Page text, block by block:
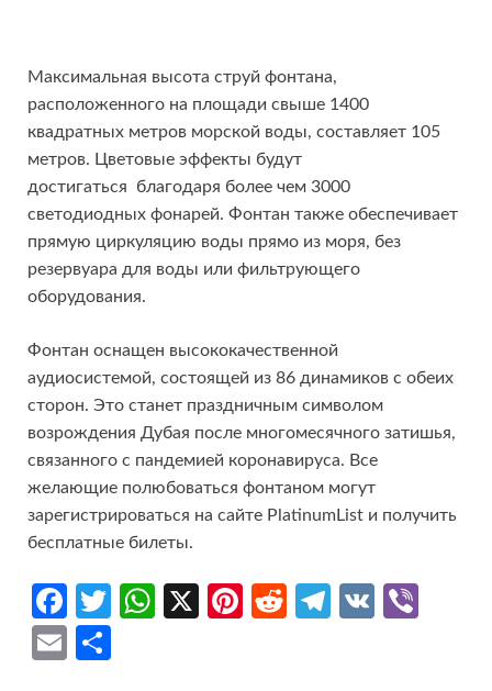
Максимальная высота струй фонтана,
расположенного на площади свыше 1400
квадратных метров морской воды, составляет 105
метров. Цветовые эффекты будут
достигаться благодаря более чем 3000
светодиодных фонарей. Фонтан также обеспечивает
прямую циркуляцию воды прямо из моря, без
резервуара для воды или фильтрующего
оборудования.
Фонтан оснащен высококачественной
аудиосистемой, состоящей из 86 динамиков с обеих
сторон. Это станет праздничным символом
возрождения Дубая после многомесячного затишья,
связанного с пандемией коронавируса. Все
желающие полюбоваться фонтаном могут
зарегистрироваться на сайте PlatinumList и получить
бесплатные билеты.
Fa
ce
b
T
W X
Pi
R
Te
V
E